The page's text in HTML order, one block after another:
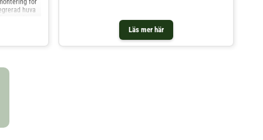
för
huva
starkt,
lasthållare
lås
Läs mer här